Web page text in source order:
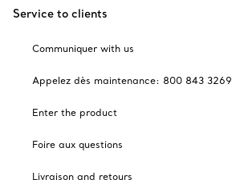
Service to clients
Communiquer with us
Appelez dès maintenance: 800 843 3269
Enter the product
Foire aux questions
Livraison and retours